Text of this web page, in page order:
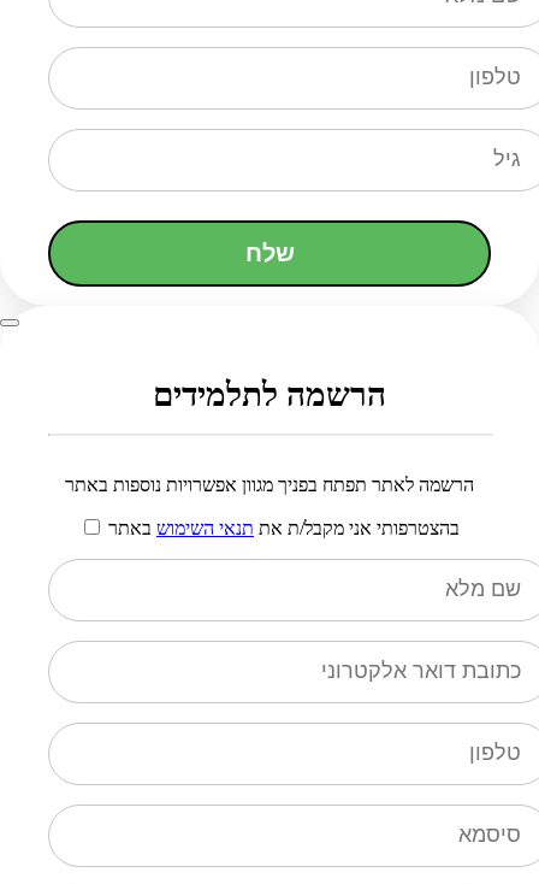
שלח
הרשמה לתלמידים
הרשמה לאתר תפתח בפניך מגוון אפשרויות נוספות באתר
בהצטרפותי אני מקבל/ת את תנאי השימוש באתר